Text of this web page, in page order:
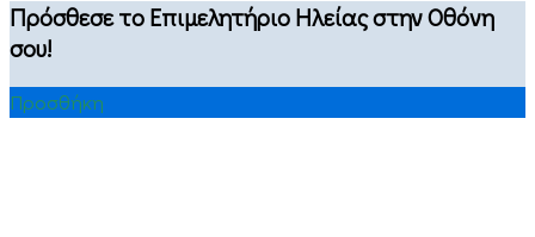
Πρόσθεσε το Επιμελητήριο Ηλείας στην Οθόνη
σου!
Προσθήκη